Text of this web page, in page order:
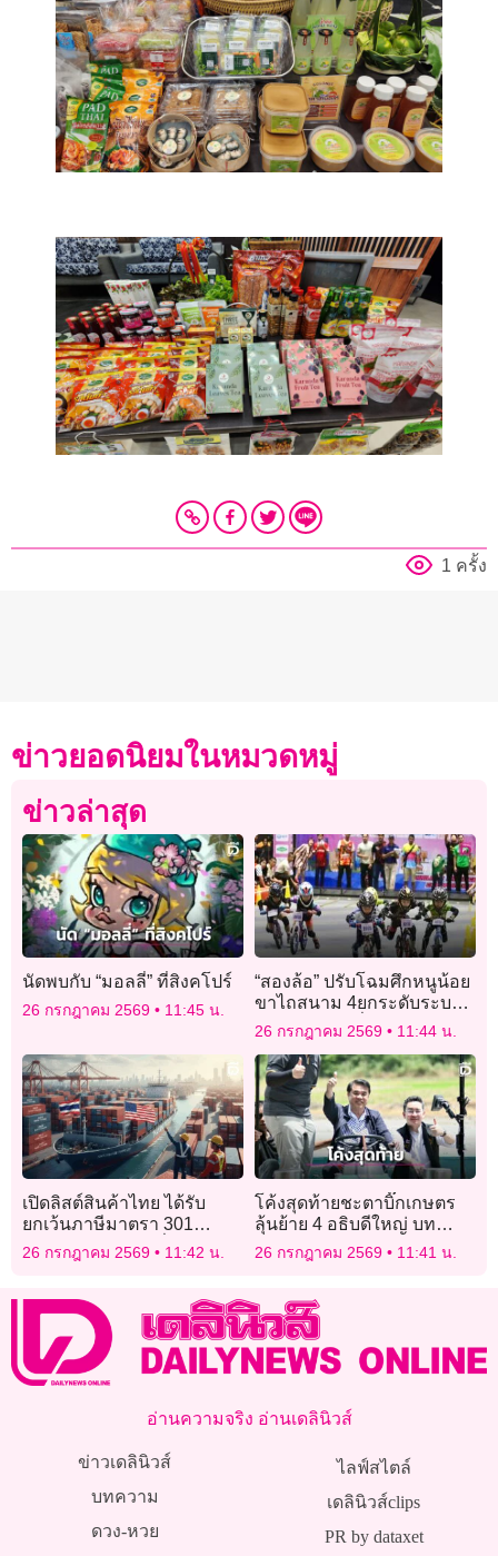
1 ครั้ง
ข่าวยอดนิยมในหมวดหมู่
ข่าวล่าสุด
นัดพบกับ “มอลลี่” ที่สิงคโปร์
26 กรกฎาคม 2569 11:45 น.
“สองล้อ” ปรับโฉมศึกหนูน้อย
ขาไถสนาม 4ยกระดับระบบส
ตาร์ต พร้อมเพิ่มรอบรองฯมี
ของรางวัลให้นักกีฬาลุ้นจับ
สลากทุกคน
26 กรกฎาคม 2569 11:44 น.
เปิดลิสต์สินค้าไทย ได้รับ
ยกเว้นภาษีมาตรา 301
สหรัฐฯ ได้ยกเว้นเพิ่มอีก 471
รายการ
26 กรกฎาคม 2569 11:42 น.
โค้งสุดท้ายชะตาบิ๊กเกษตร
ลุ้นย้าย 4 อธิบดีใหญ่ บท
ทดสอบ “สุริยะ” ปรับทัพขับ
เคลื่อนนโยบาย
26 กรกฎาคม 2569 11:41 น.
อ่านความจริง อ่านเดลินิวส์
ข่าวเดลินิวส์
บทความ
ดวง-หวย
ไลฟ์สไตล์
เดลินิวส์clips
PR by dataxet